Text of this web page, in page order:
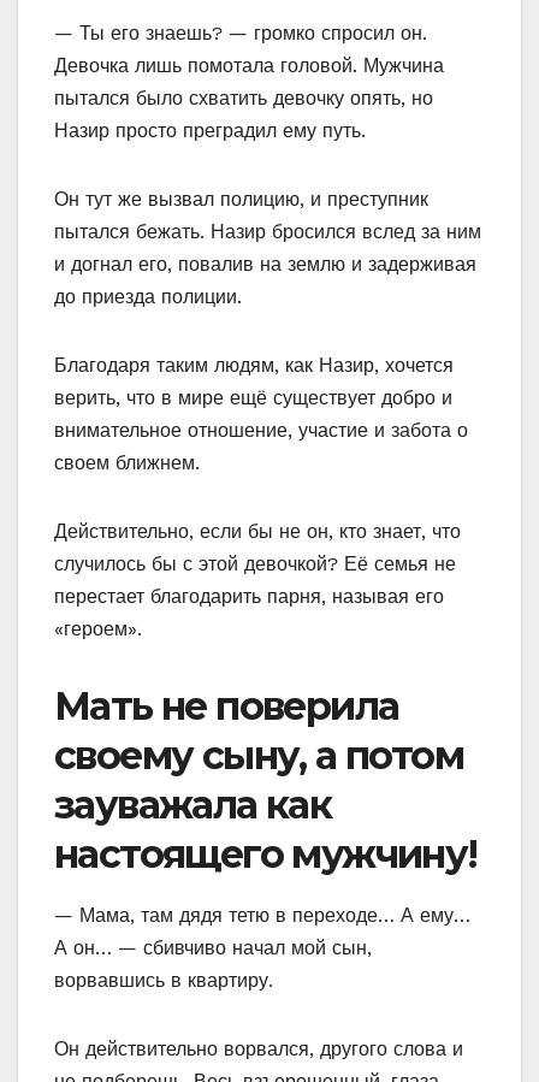
— Ты его знаешь? — громко спросил он.
Девочка лишь помотала головой. Мужчина
пытался было схватить девочку опять, но
Назир просто преградил ему путь.
Он тут же вызвал полицию, и преступник
пытался бежать. Назир бросился вслед за ним
и догнал его, повалив на землю и задерживая
до приезда полиции.
Благодаря таким людям, как Назир, хочется
верить, что в мире ещё существует добро и
внимательное отношение, участие и забота о
своем ближнем.
Действительно, если бы не он, кто знает, что
случилось бы с этой девочкой? Её семья не
перестает благодарить парня, называя его
«героем».
Мать не поверила
своему сыну, а потом
зауважала как
настоящего мужчину!
— Мама, там дядя тетю в переходе… А ему…
А он… — сбивчиво начал мой сын,
ворвавшись в квартиру.
Он действительно ворвался, другого слова и